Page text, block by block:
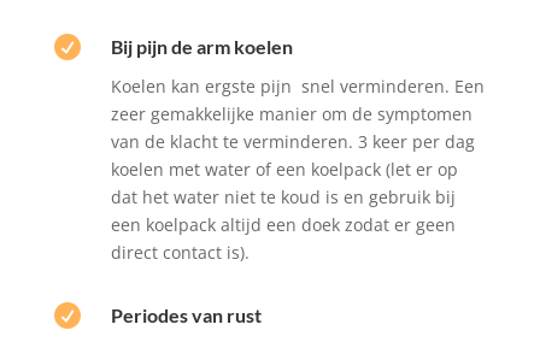

Bij pijn de arm koelen
Koelen kan ergste pijn snel verminderen. Een
zeer gemakkelijke manier om de symptomen
van de klacht te verminderen. 3 keer per dag
koelen met water of een koelpack (let er op
dat het water niet te koud is en gebruik bij
een koelpack altijd een doek zodat er geen
direct contact is).

Periodes van rust